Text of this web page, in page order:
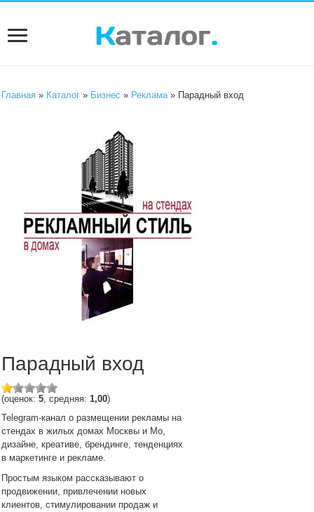
Главная » Каталог » Бизнес » Реклама » Парадный вход
Парадный вход
(оценок:5, средняя:1,00)
Telegram-канал о размещении рекламы на
стендах в жилых домах Москвы и Мо,
дизайне, креативе, брендинге, тенденциях
в маркетинге и рекламе.
Простым языком рассказывают о
продвижении, привлечении новых
клиентов, стимулировании продаж и